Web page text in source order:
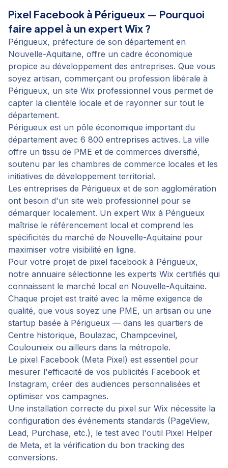
Pixel Facebook à Périgueux — Pourquoi
faire appel à un expert Wix ?
Périgueux, préfecture de son département en
Nouvelle-Aquitaine, offre un cadre économique
propice au développement des entreprises. Que vous
soyez artisan, commerçant ou profession libérale à
Périgueux, un site Wix professionnel vous permet de
capter la clientèle locale et de rayonner sur tout le
département.
Périgueux est un pôle économique important du
département avec 6 800 entreprises actives. La ville
offre un tissu de PME et de commerces diversifié,
soutenu par les chambres de commerce locales et les
initiatives de développement territorial.
Les entreprises de Périgueux et de son agglomération
ont besoin d'un site web professionnel pour se
démarquer localement. Un expert Wix à Périgueux
maîtrise le référencement local et comprend les
spécificités du marché de Nouvelle-Aquitaine pour
maximiser votre visibilité en ligne.
Pour votre projet de pixel facebook à Périgueux,
notre annuaire sélectionne les experts Wix certifiés qui
connaissent le marché local en Nouvelle-Aquitaine.
Chaque projet est traité avec la même exigence de
qualité, que vous soyez une PME, un artisan ou une
startup basée à Périgueux — dans les quartiers de
Centre historique, Boulazac, Champcevinel,
Coulounieix ou ailleurs dans la métropole.
Le pixel Facebook (Meta Pixel) est essentiel pour
mesurer l'efficacité de vos publicités Facebook et
Instagram, créer des audiences personnalisées et
optimiser vos campagnes.
Une installation correcte du pixel sur Wix nécessite la
configuration des événements standards (PageView,
Lead, Purchase, etc.), le test avec l'outil Pixel Helper
de Meta, et la vérification du bon tracking des
conversions.